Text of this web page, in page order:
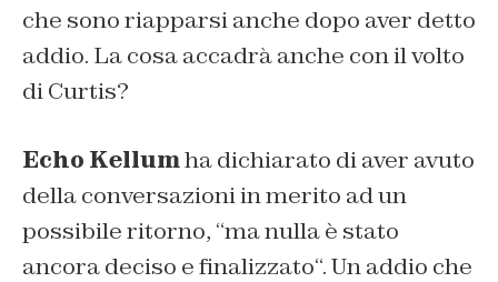
che sono riapparsi anche dopo aver detto
addio. La cosa accadrà anche con il volto
di Curtis?
Echo Kellumha dichiarato di aver avuto
della conversazioni in merito ad un
possibile ritorno, “ma nulla è stato
ancora deciso e finalizzato“. Un addio che